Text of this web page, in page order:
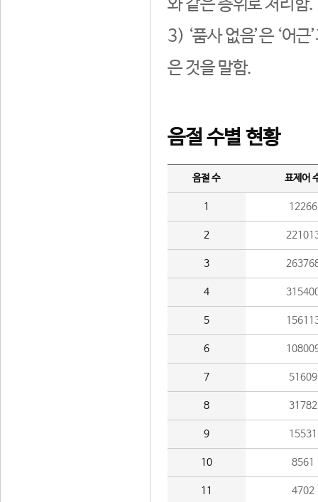
와 같은 층위로 처리함.
3) ‘품사 없음’은 ‘어
은 것을 말함.
음절 수별 현황
음절 수 표제어
1 12266
2
3
4
5
6
7 51609
8 31782
9 15531
10 8561
11 4702